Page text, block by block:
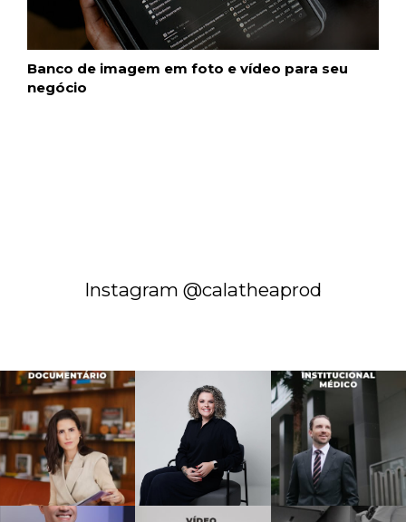
Banco de imagem em foto e vídeo para seu
negócio
Instagram @calatheaprod